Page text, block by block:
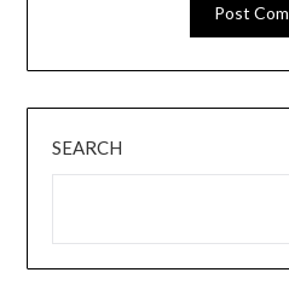
SEARCH